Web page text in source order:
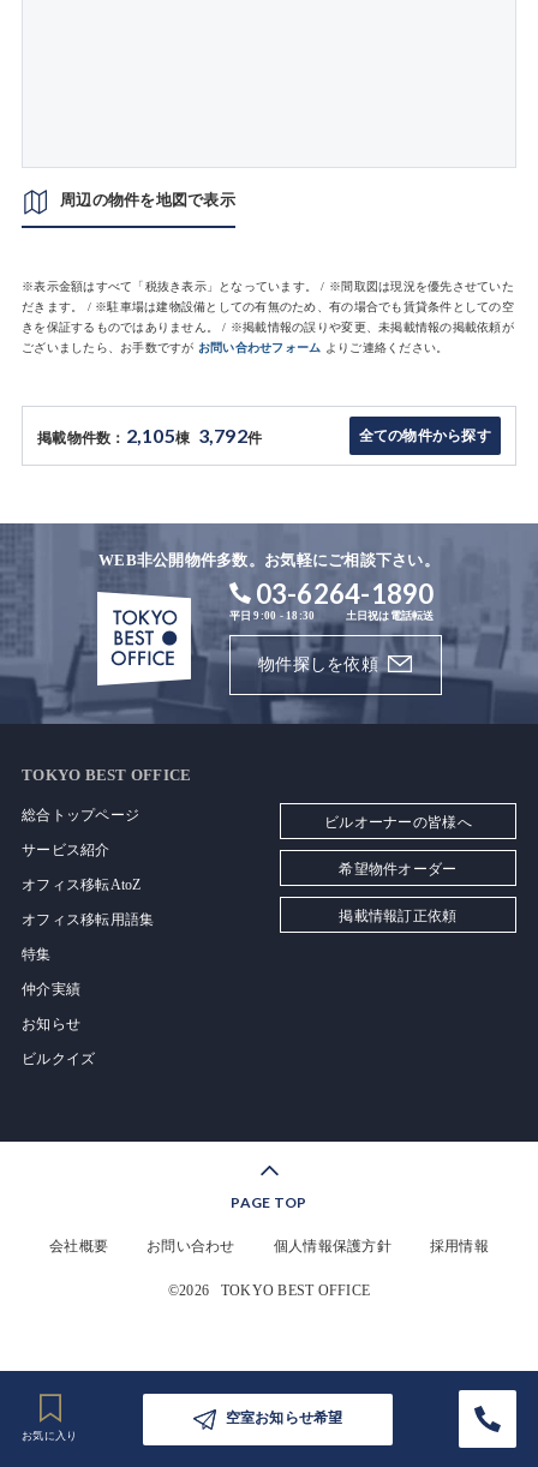
周辺の物件を地図で表示
※表示金額はすべて「税抜き表示」となっています。 / ※間取図は現況を優先させていた
だきます。 / ※駐車場は建物設備としての有無のため、有の場合でも賃貸条件としての空
きを保証するものではありません。 / ※掲載情報の誤りや変更、未掲載情報の掲載依頼が
ございましたら、お手数ですが お問い合わせフォーム よりご連絡ください。
掲載物件数： 2,105棟 3,792件 全ての物件から探す
空室お知らせ希望
WEB非公開物件多数。お気軽にご相談下さい。
03-6264-1890
平日 9:00 - 18:30 土日祝は電話転送
物件探しを依頼
TOKYO BEST OFFICE
総合トップページ
サービス紹介
オフィス移転AtoZ
オフィス移転用語集
特集
仲介実績
お知らせ
ビルクイズ
ビルオーナーの皆様へ
希望物件オーダー
掲載情報訂正依頼
PAGE TOP
会社概要 お問い合わせ 個人情報保護方針 採用情報
©2026 TOKYO BEST OFFICE